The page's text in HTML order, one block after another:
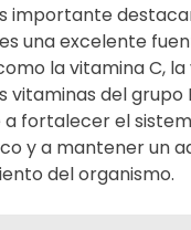
importante
una excelente
la vitamina C,
vitaminas del grupo
fortalecer el
y a mantener un
del organismo.